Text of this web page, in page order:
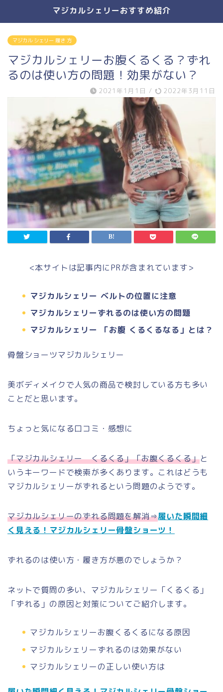
マジカルシェリーおすすめ紹介
マジカル シェリー 履き 方
マジカルシェリーお腹くるくる？ずれ
るのは使い方の問題！効果がない？
2021年1月1日 / 2022年3月11日
<本サイトは記事内にPRが含まれています>
マジカルシェリー ベルトの位置に注意
マジカルシェリーずれるのは使い方の問題
マジカルシェリー 「お腹 くるくるなる」とは？
骨盤ショーツマジカルシェリー
美ボディメイクで人気の商品で検討している方も多い
ことだと思います。
ちょっと気になる口コミ・感想に
「マジカルシェリー くるくる」「お腹くるくる」と
いうキーワードで検索が多くあります。これはどうも
マジカルシェリーがずれるという問題のようです。
マジカルシェリーのずれる問題を解消⇒履いた瞬間細
く見える！マジカルシェリー骨盤ショーツ！
ずれるのは使い方・履き方が悪のでしょうか？
ネットで質問の多い、マジカルシェリー「くるくる」
「ずれる」の原因と対策についてご紹介します。
マジカルシェリーお腹くるくるになる原因
マジカルシェリーずれるのは効果がない
マジカルシェリーの正しい使い方は